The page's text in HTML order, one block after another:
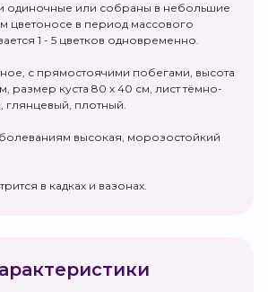
одиночные или собраны в небольшие
цветоносе в период массового
1 - 5 цветков одновременно.
с прямостоячими побегами, высота
размер куста 80 х 40 см, лист тёмно-
глянцевый, плотный.
высокая, морозостойкий
в кадках и вазонах.